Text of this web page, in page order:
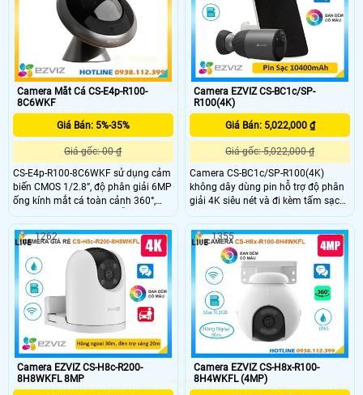
512GB. Chuẩn chống nước IP65
hoạt động ngoài trời ổn định.
chuẩn IP65 chống nước.
Camera Mắt Cá CS-E4p-R100-
8C6WKF
Giá Bán: 5%-35%
Giá gốc: 00 ₫
CS-E4p-R100-8C6WKF sử dụng cảm
biến CMOS 1/2.8”, độ phân giải 6MP
ống kính mắt cá toàn cảnh 360°,
tầm quan sát 10-20m. Hỗ trợ 6 chế
độ xem, khử cong hình ảnh zoom 4x
nghe và đàm thoại hai chiều (2
micro thu âm sống động) lưu trữ thẻ
nhớ 512GB, kết nối Wi-Fi băng tần
kép.
Camera EZVIZ CS-BC1c/SP-
R100(4K)
Giá Bán: 5,022,000 ₫
Giá gốc: 5,022,000 ₫
Camera CS-BC1c/SP-R100(4K)
không dây dùng pin hỗ trợ độ phân
giải 4K siêu nét và đi kèm tấm sạc
năng lượng mặt trời tiện lợi. Camera
tích hợp công nghệ nén H.265 phát
hiện thông minh, đàm thoại 2 chiều
cùng hồng ngoại và đèn trợ sáng
tầm xa 15m. Thiết kế chuẩn IP65
giúp camera hoạt động bền bỉ trong
mọi điều kiện thời tiết
Camera EZVIZ CS-H8c-R200-
8H8WKFL 8MP
1262
Camera EZVIZ CS-H8x-R100-
8H4WKFL (4MP)
1355